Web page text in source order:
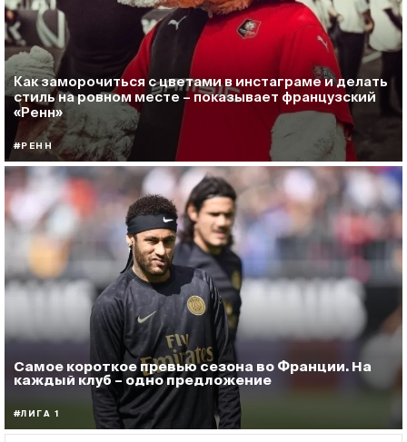
Как заморочиться с цветами в инстаграме и делать
стиль на ровном месте – показывает французский
«Ренн»
#РЕНН
Самое короткое превью сезона во Франции. На
каждый клуб – одно предложение
#ЛИГА 1